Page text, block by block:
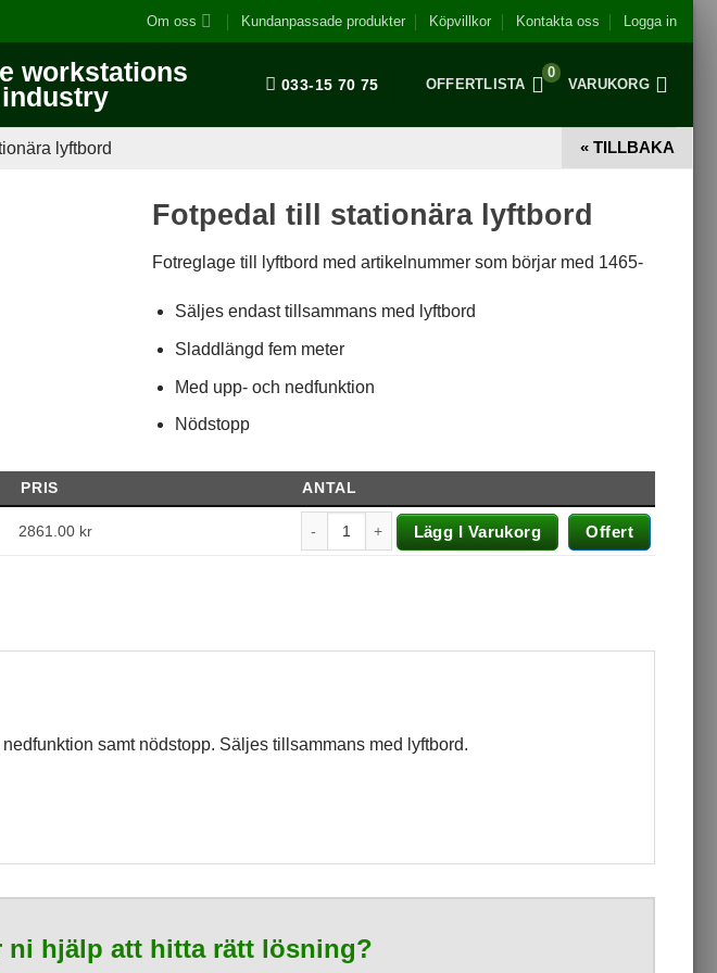
Om oss Kundanpassade produkter Köpvillkor Kontakta oss Logga in
workstations
033-15 70 75 OFFERTLISTA
0
VARUKORG
lyftbord « TILLBAKA
Fotpedal till stationära lyftbord
Fotreglage till lyftbord med artikelnummer som börjar med 1465-
Säljes endast tillsammans med lyftbord
Sladdlängd fem meter
Med upp- och nedfunktion
Nödstopp
PRIS ANTAL
2861.00 kr Lägg I Varukorg Offert
samt nödstopp. Säljes tillsammans med lyftbord.
ni hjälp att hitta rätt lösning?
Nödvändiga
över huvud
fungera.